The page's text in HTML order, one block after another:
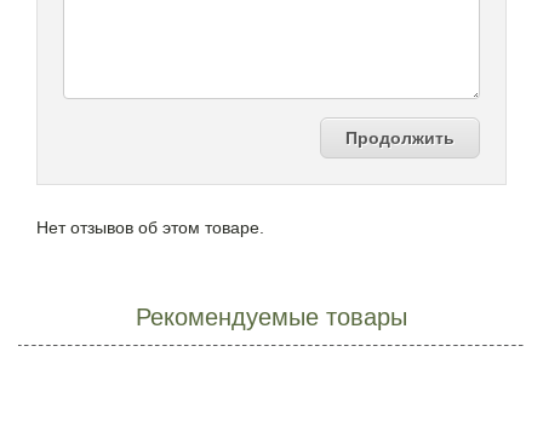
Продолжить
Нет отзывов об этом товаре.
Рекомендуемые товары